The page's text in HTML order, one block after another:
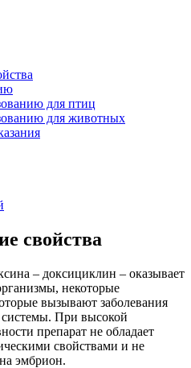
для птиц
для животных
свойства
– доксициклин – оказывает
некоторые
вызывают заболевания
При высокой
препарат не обладает
свойствами и не
эмбрион.